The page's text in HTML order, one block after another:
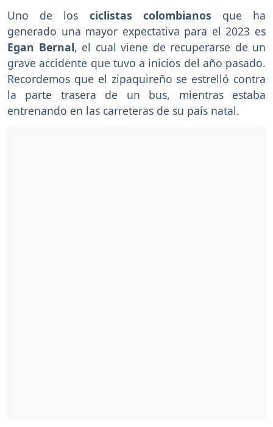
Uno de los ciclistas colombianos que ha
generado una mayor expectativa para el 2023 es
Egan Bernal, el cual viene de recuperarse de un
grave accidente que tuvo a inicios del año pasado.
Recordemos que el zipaquireño se estrelló contra
la parte trasera de un bus, mientras estaba
entrenando en las carreteras de su país natal.